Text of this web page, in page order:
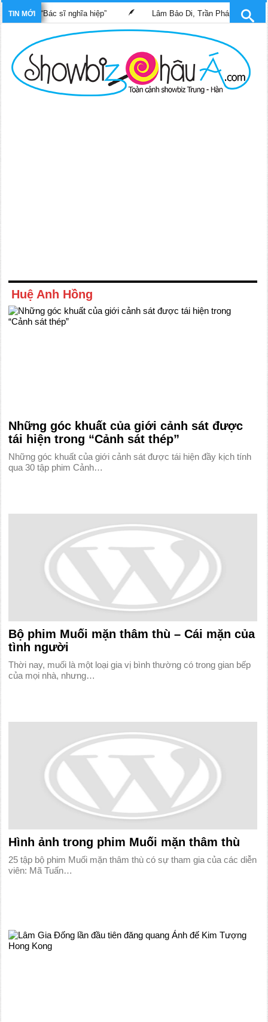
TIN MỚI
“Bác sĩ nghĩa hiệp” Lâm Bảo Di, Trần Pháp Dung tái ngộ
Huệ Anh Hồng
Những góc khuất của giới cảnh sát được
tái hiện trong “Cảnh sát thép”
Những góc khuất của giới cảnh sát được tái hiện đầy kịch tính
qua 30 tập phim Cảnh…
Bộ phim Muối mặn thâm thù – Cái mặn của
tình người
Thời nay, muối là một loại gia vị bình thường có trong gian bếp
của mọi nhà, nhưng…
Hình ảnh trong phim Muối mặn thâm thù
25 tập bộ phim Muối mặn thâm thù có sự tham gia của các diễn
viên: Mã Tuấn…